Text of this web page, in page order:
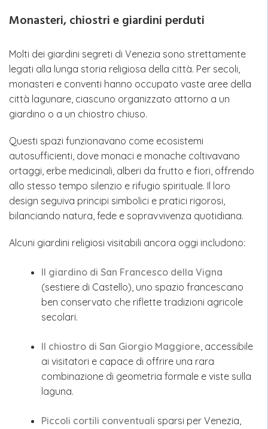
Monasteri, chiostri e giardini perduti
Molti dei giardini segreti di Venezia sono strettamente
legati alla lunga storia religiosa della città. Per secoli,
monasteri e conventi hanno occupato vaste aree della
città lagunare, ciascuno organizzato attorno a un
giardino o a un chiostro chiuso.
Questi spazi funzionavano come ecosistemi
autosufficienti, dove monaci e monache coltivavano
ortaggi, erbe medicinali, alberi da frutto e fiori, offrendo
allo stesso tempo silenzio e rifugio spirituale. Il loro
design seguiva principi simbolici e pratici rigorosi,
bilanciando natura, fede e sopravvivenza quotidiana.
Alcuni giardini religiosi visitabili ancora oggi includono:
Il giardino di San Francesco della Vigna
(sestiere di Castello), uno spazio francescano
ben conservato che riflette tradizioni agricole
secolari.
Il chiostro di San Giorgio Maggiore, accessibile
ai visitatori e capace di offrire una rara
combinazione di geometria formale e viste sulla
laguna.
Piccoli cortili conventuali sparsi per Venezia,